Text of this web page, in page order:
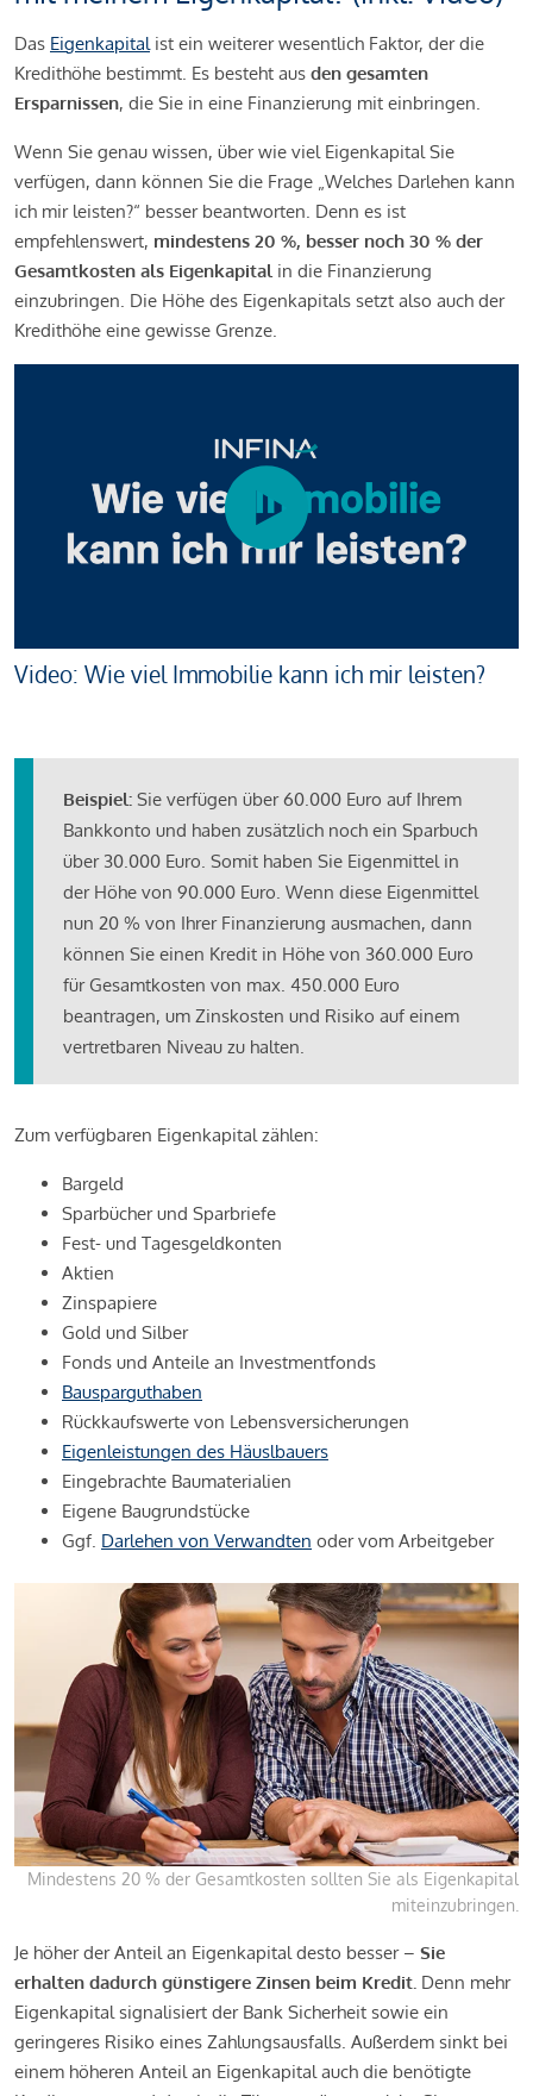
Das Eigenkapitalist ein weiterer wesentlich Faktor, der die
Kredithöhe bestimmt. Es besteht aus den gesamten
Ersparnissen, die Sie in eine Finanzierung mit einbringen.
Wenn Sie genau wissen, über wie viel Eigenkapital Sie
verfügen, dann können Sie die Frage „Welches Darlehen kann
ich mir leisten?“ besser beantworten. Denn es ist
empfehlenswert, mindestens 20 %, besser noch 30 % der
Gesamtkosten als Eigenkapital in die Finanzierung
einzubringen. Die Höhe des Eigenkapitals setzt also auch der
Kredithöhe eine gewisse Grenze.
Video: Wie viel Immobilie kann ich mir leisten?
Beispiel: Sie verfügen über 60.000 Euro auf Ihrem
Bankkonto und haben zusätzlich noch ein Sparbuch
über 30.000 Euro. Somit haben Sie Eigenmittel in
der Höhe von 90.000 Euro. Wenn diese Eigenmittel
nun 20 % von Ihrer Finanzierung ausmachen, dann
können Sie einen Kredit in Höhe von 360.000 Euro
für Gesamtkosten von max. 450.000 Euro
beantragen, um Zinskosten und Risiko auf einem
vertretbaren Niveau zu halten.
Zum verfügbaren Eigenkapital zählen:
Bargeld
Sparbücher und Sparbriefe
Fest- und Tagesgeldkonten
Aktien
Zinspapiere
Gold und Silber
Fonds und Anteile an Investmentfonds
Bausparguthaben
Rückkaufswerte von Lebensversicherungen
Eigenleistungen des Häuslbauers
Eingebrachte Baumaterialien
Eigene Baugrundstücke
Ggf. Darlehen von Verwandten oder vom Arbeitgeber
Mindestens 20 % der Gesamtkosten sollten Sie als Eigenkapital
miteinzubringen.
Je höher der Anteil an Eigenkapital desto besser – Sie
erhalten dadurch günstigere Zinsen beim Kredit. Denn mehr
Eigenkapital signalisiert der Bank Sicherheit sowie ein
geringeres Risiko eines Zahlungsausfalls. Außerdem sinkt bei
einem höheren Anteil an Eigenkapital auch die benötigte